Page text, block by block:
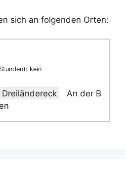
sich an folgenden Orten:
kein
An der B